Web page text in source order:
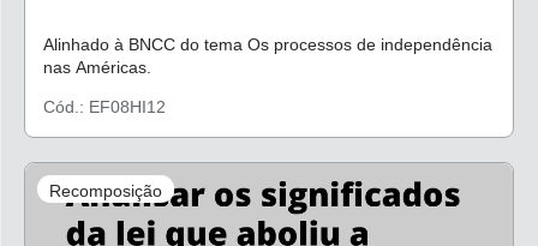
Alinhado à BNCC do tema Os processos de independência
nas Américas.
Cód.: EF08HI12
Recomposição